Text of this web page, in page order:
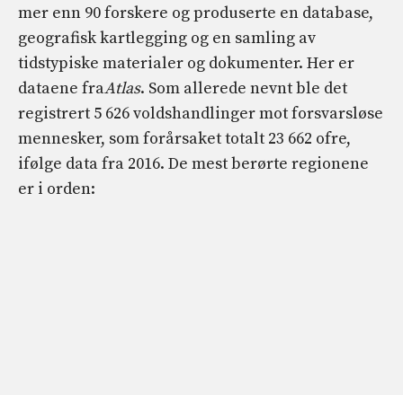
mer enn 90 forskere og produserte en database,
geografisk kartlegging og en samling av
tidstypiske materialer og dokumenter. Her er
dataene fraAtlas. Som allerede nevnt ble det
registrert 5 626 voldshandlinger mot forsvarsløse
mennesker, som forårsaket totalt 23 662 ofre,
ifølge data fra 2016. De mest berørte regionene
er i orden: